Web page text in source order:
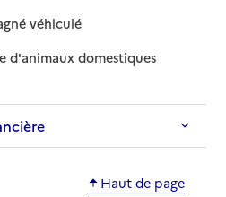
véhiculé
: disponible
: non disponible
d'animaux domestiques: disponible
: non
Haut de page